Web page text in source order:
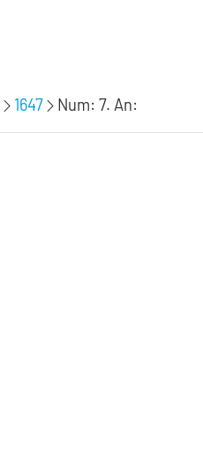
1647 Num: 7. An: